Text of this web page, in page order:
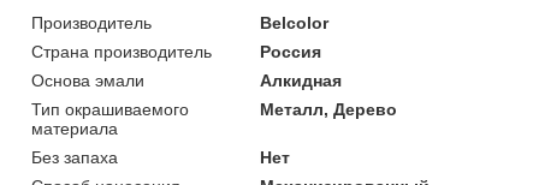
Производитель
Belcolor
Страна производитель
Россия
Основа эмали
Алкидная
Тип окрашиваемого
материала
Металл, Дерево
Без запаха
Нет